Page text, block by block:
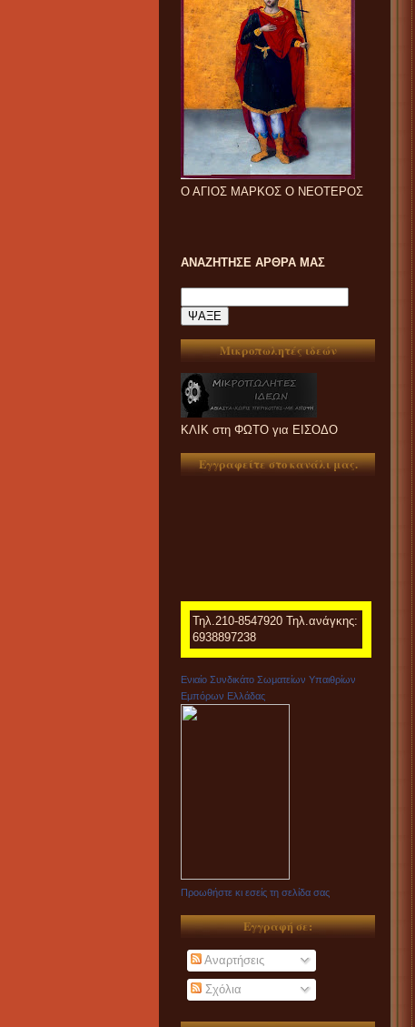
Ο ΑΓΙΟΣ ΜΑΡΚΟΣ Ο ΝΕΟΤΕΡΟΣ
ΑΝΑΖΗΤΗΣΕ ΑΡΘΡΑ ΜΑΣ
Μικροπωλητές ιδεών
ΚΛΙΚ στη ΦΩΤΟ για ΕΙΣΟΔΟ
Εγγραφείτε στο κανάλι μας.
Τηλ.210-8547920 Τηλ.ανάγκης:
6938897238
Ενιαίο Συνδικάτο Σωματείων Υπαιθρίων
Εμπόρων Ελλάδας
Προωθήστε κι εσείς τη σελίδα σας
Εγγραφή σε:
Αναρτήσεις
Σχόλια